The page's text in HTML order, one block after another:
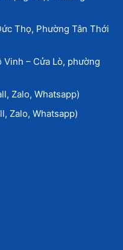
Thọ, Phường Tân Thới
– Cửa Lò, phường
Zalo, Whatsapp)
Zalo, Whatsapp)